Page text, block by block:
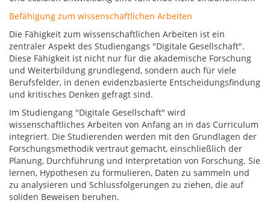
Befähigung zum wissenschaftlichen Arbeiten
Die Fähigkeit zum wissenschaftlichen Arbeiten ist ein
zentraler Aspekt des Studiengangs "Digitale Gesellschaft".
Diese Fähigkeit ist nicht nur für die akademische Forschung
und Weiterbildung grundlegend, sondern auch für viele
Berufsfelder, in denen evidenzbasierte Entscheidungsfindung
und kritisches Denken gefragt sind.
Im Studiengang "Digitale Gesellschaft" wird
wissenschaftliches Arbeiten von Anfang an in das Curriculum
integriert. Die Studierenden werden mit den Grundlagen der
Forschungsmethodik vertraut gemacht, einschließlich der
Planung, Durchführung und Interpretation von Forschung. Sie
lernen, Hypothesen zu formulieren, Daten zu sammeln und
zu analysieren und Schlussfolgerungen zu ziehen, die auf
soliden Beweisen beruhen.